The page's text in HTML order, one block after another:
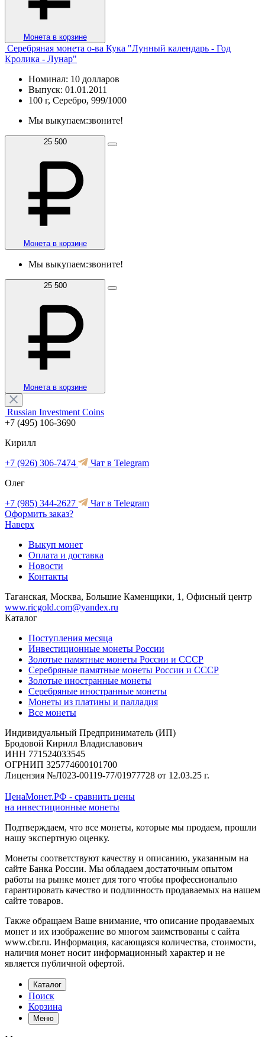
Монета в корзине
Серебряная монета о-ва Кука "Лунный календарь - Год
Кролика - Лунар"
Номинал: 10 долларов
Выпуск: 01.01.2011
100 г, Серебро, 999/1000
Мы выкупаем:звоните!
25 500
Монета в корзине
Мы выкупаем:звоните!
25 500
Монета в корзине
Russian Investment Coins
+7 (495) 106-3690
Кирилл
+7 (926) 306-7474
Чат в Telegram
Олег
+7 (985) 344-2627
Чат в Telegram
Оформить заказ?
Наверх
Выкуп монет
Оплата и доставка
Новости
Контакты
Таганская, Москва, Большие Каменщики, 1, Офисный центр
www.ricgold.com@yandex.ru
Каталог
Поступления месяца
Инвестиционные монеты России
Золотые памятные монеты России и СССР
Серебряные памятные монеты России и СССР
Золотые иностранные монеты
Серебряные иностранные монеты
Монеты из платины и палладия
Все монеты
Индивидуальный Предприниматель (ИП)
Бродовой Кирилл Владиславович
ИНН 771524033545
ОГРНИП 325774600101700
Лицензия №Л023-00119-77/01977728 от 12.03.25 г.
ЦенаМонет.РФ - сравнить цены
на инвестиционные монеты
Подтверждаем, что все монеты, которые мы продаем, прошли
нашу экспертную оценку.
Монеты соответствуют качеству и описанию, указанным на
сайте Банка России. Мы обладаем достаточным опытом
работы на рынке монет для того чтобы профессионально
гарантировать качество и подлинность продаваемых на нашем
сайте товаров.
Также обращаем Ваше внимание, что описание продаваемых
монет и их изображение во многом заимствованы с сайта
www.cbr.ru. Информация, касающаяся количества, стоимости,
наличия монет носит информационный характер и не
является публичной офертой.
Каталог
Поиск
Корзина
Меню